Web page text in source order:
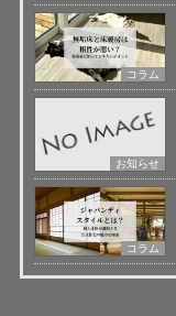
コラム
お知らせ
コラム